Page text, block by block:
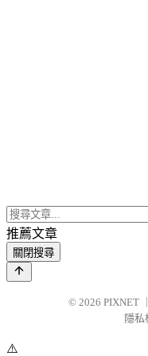
推薦文章
關閉搜尋
© 2026 PIXNET
隱私
⚠️